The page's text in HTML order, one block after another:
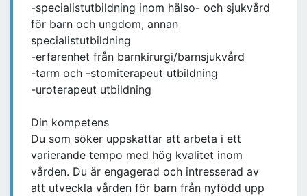
-specialistutbildning inom hälso- och sjukvård
för barn och ungdom, annan
specialistutbildning
-erfarenhet från barnkirurgi/barnsjukvård
-tarm och -stomiterapeut utbildning
-uroterapeut utbildning
Din kompetens
Du som söker uppskattar att arbeta i ett
varierande tempo med hög kvalitet inom
vården. Du är engagerad och intresserad av
att utveckla vården för barn från nyfödd upp